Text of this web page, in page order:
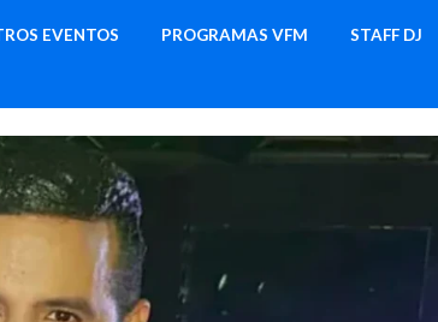
EVENTOS PROGRAMAS VFM STAFF DJ